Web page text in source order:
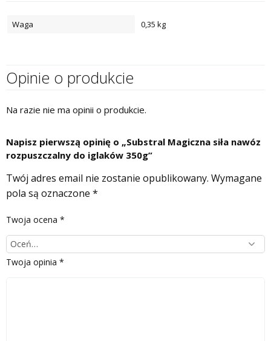
Waga 0,35 kg
Opinie o produkcie
Na razie nie ma opinii o produkcie.
Napisz pierwszą opinię o „Substral Magiczna siła nawóz
rozpuszczalny do iglaków 350g”
Twój adres email nie zostanie opublikowany. Wymagane
pola są oznaczone *
Twoja ocena *
Twoja opinia *